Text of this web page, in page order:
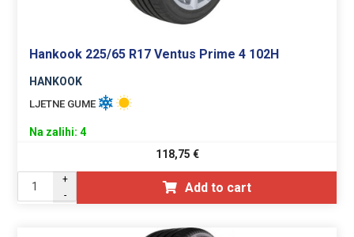
Hankook 225/65 R17 Ventus Prime 4 102H
HANKOOK
LJETNE GUME
Na zalihi: 4
118,75 €
+
-
Add to cart